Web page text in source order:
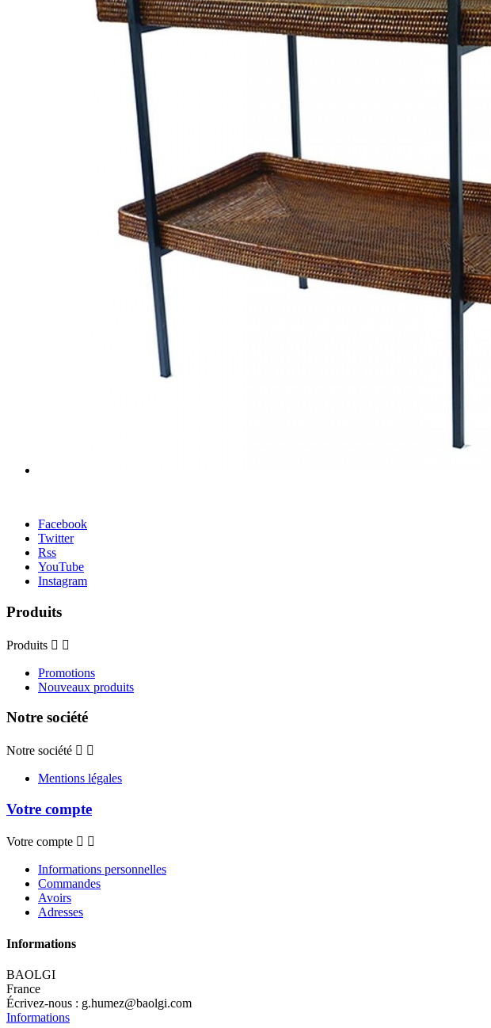
Facebook
Twitter
Rss
YouTube
Instagram
Produits
Produits  
Promotions
Nouveaux produits
Notre société
Notre société  
Mentions légales
Votre compte
Votre compte  
Informations personnelles
Commandes
Avoirs
Adresses
Informations
BAOLGI
France
Écrivez-nous : g.humez@baolgi.com
Informations